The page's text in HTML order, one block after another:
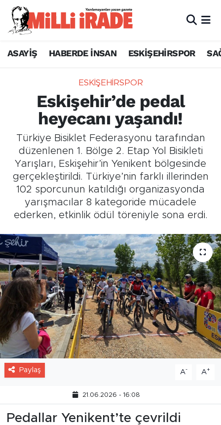
ASAYİŞ HABERDE İNSAN ESKİŞEHİRSPOR
ESKİŞEHİRSPOR
Eskişehir’de pedal
heyecanı yaşandı!
Türkiye Bisiklet Federasyonu tarafından
düzenlenen 1. Bölge 2. Etap Yol Bisikleti
Yarışları, Eskişehir’in Yenikent bölgesinde
gerçekleştirildi. Türkiye’nin farklı illerinden
102 sporcunun katıldığı organizasyonda
yarışmacılar 8 kategoride mücadele
ederken, etkinlik ödül töreniyle sona erdi.
Paylaş A- A+
21.06.2026 - 16:08
Pedallar Yenikent’te çevrildi